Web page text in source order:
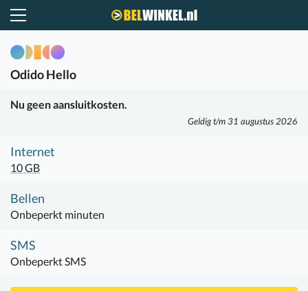
OdidoHello
Nu geen aansluitkosten.
Geldig t/m 31 augustus 2026
Internet
10 GB
Bellen
Onbeperkt minuten
SMS
Onbeperkt SMS